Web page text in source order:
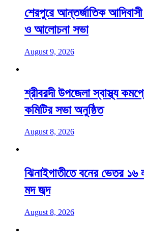
শেরপুরে আন্তর্জাতিক
ও আলোচনা সভা
August 9, 2026
শ্রীবরদী উপজেলা স্বাস্থ্য
কমিটির সভা অনুষ্ঠিত
August 8, 2026
ঝিনাইগাতীতে বনের ভেতর ১৬
মদ জব্দ
August 8, 2026